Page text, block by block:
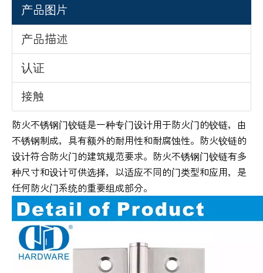
产品图片
产品描述
认证
接触
防火不锈钢门铰链是一种专门设计用于防火门的铰链，由
不锈钢制成，具有额外的耐用性和耐腐蚀性。防火铰链的
设计符合防火门的建筑规范要求。防火不锈钢门铰链有多
种尺寸和设计可供选择，以适应不同的门类型和应用，是
任何防火门系统的重要组成部分。